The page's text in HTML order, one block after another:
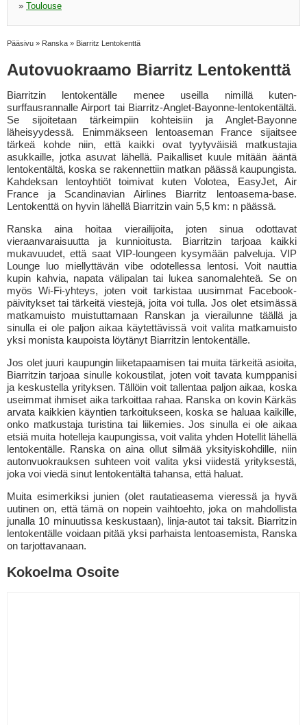
» Toulouse
Pääsivu » Ranska » Biarritz Lentokenttä
Autovuokraamo Biarritz Lentokenttä
Biarritzin lentokentälle menee useilla nimillä kuten-
surffausrannalle Airport tai Biarritz-Anglet-Bayonne-lentokentältä.
Se sijoitetaan tärkeimpiin kohteisiin ja Anglet-Bayonne
läheisyydessä. Enimmäkseen lentoaseman France sijaitsee
tärkeä kohde niin, että kaikki ovat tyytyväisiä matkustajia
asukkaille, jotka asuvat lähellä. Paikalliset kuule mitään ääntä
lentokentältä, koska se rakennettiin matkan päässä kaupungista.
Kahdeksan lentoyhtiöt toimivat kuten Volotea, EasyJet, Air
France ja Scandinavian Airlines Biarritz lentoasema-base.
Lentokenttä on hyvin lähellä Biarritzin vain 5,5 km: n päässä.
Ranska aina hoitaa vierailijoita, joten sinua odottavat
vieraanvaraisuutta ja kunnioitusta. Biarritzin tarjoaa kaikki
mukavuudet, että saat VIP-loungeen kysymään palveluja. VIP
Lounge luo miellyttävän vibe odotellessa lentosi. Voit nauttia
kupin kahvia, napata välipalan tai lukea sanomalehteä. Se on
myös Wi-Fi-yhteys, joten voit tarkistaa uusimmat Facebook-
päivitykset tai tärkeitä viestejä, joita voi tulla. Jos olet etsimässä
matkamuisto muistuttamaan Ranskan ja vierailunne täällä ja
sinulla ei ole paljon aikaa käytettävissä voit valita matkamuisto
yksi monista kaupoista löytänyt Biarritzin lentokentälle.
Jos olet juuri kaupungin liiketapaamisen tai muita tärkeitä asioita,
Biarritzin tarjoaa sinulle kokoustilat, joten voit tavata kumppanisi
ja keskustella yrityksen. Tällöin voit tallentaa paljon aikaa, koska
useimmat ihmiset aika tarkoittaa rahaa. Ranska on kovin Kärkäs
arvata kaikkien käyntien tarkoitukseen, koska se haluaa kaikille,
onko matkustaja turistina tai liikemies. Jos sinulla ei ole aikaa
etsiä muita hotelleja kaupungissa, voit valita yhden Hotellit lähellä
lentokentälle. Ranska on aina ollut silmää yksityiskohdille, niin
autonvuokrauksen suhteen voit valita yksi viidestä yrityksestä,
joka voi viedä sinut lentokentältä tahansa, että haluat.
Muita esimerkiksi junien (olet rautatieasema vieressä ja hyvä
uutinen on, että tämä on nopein vaihtoehto, joka on mahdollista
junalla 10 minuutissa keskustaan), linja-autot tai taksit. Biarritzin
lentokentälle voidaan pitää yksi parhaista lentoasemista, Ranska
on tarjottavanaan.
Kokoelma Osoite